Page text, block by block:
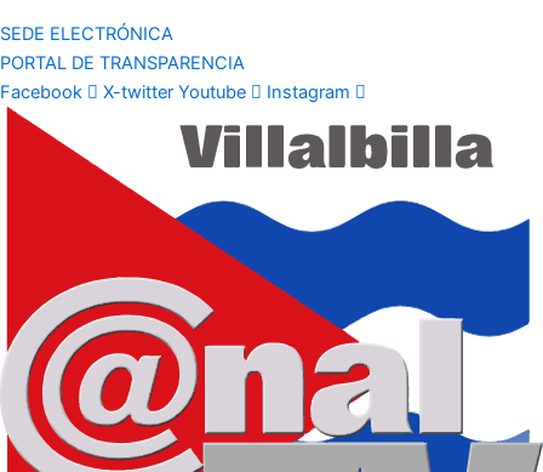
SEDE ELECTRÓNICA
PORTAL DE TRANSPARENCIA
Facebook
X-twitter Youtube Instagram